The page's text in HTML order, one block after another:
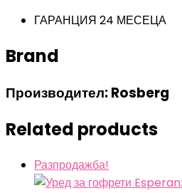
ГАРАНЦИЯ 24 МЕСЕЦА
Brand
Производител: Rosberg
Related products
Разпродажба!